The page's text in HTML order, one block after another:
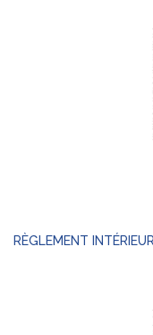
RÈGLEMENT